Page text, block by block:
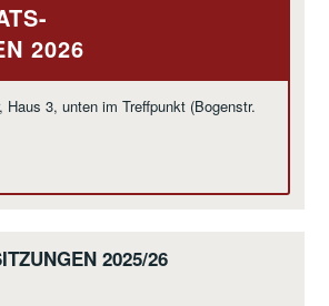
2026
Haus 3, unten im Treffpunkt (Bogenstr.
2025/26